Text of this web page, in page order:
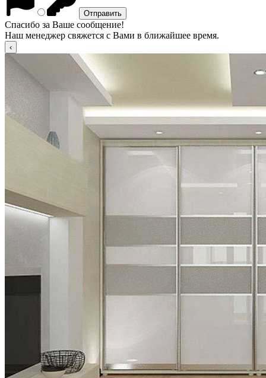
Спасибо за Ваше сообщение!
Наш менеджер свяжется с Вами в ближайшее время.